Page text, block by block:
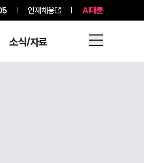
인재채용 AI대륜
소식/자료